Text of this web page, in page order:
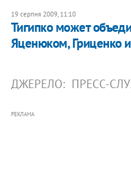
19 серпня 2009, 11:10
Тигипко может
Яценюком, Гриценко
ДЖЕРЕЛО: ПРЕСС-
РЕКЛАМА